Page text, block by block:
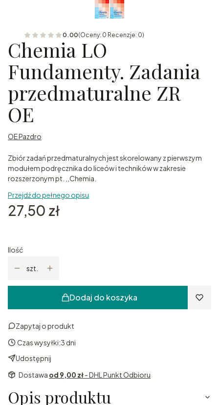
0.00(Oceny: 0 Recenzje: 0)
Chemia LO
Fundamenty. Zadania
przedmaturalne ZR
OE
OE Pazdro
Zbiór zadań przedmaturalnych jest skorelowany z pierwszym
modułem podręcznika do liceów i techników w zakresie
rozszerzonym pt. ,,Chemia.
Przejdź do pełnego opisu
Cena
27,50 zł
Ilość
szt.
Dodaj do koszyka
Zapytaj o produkt
Czas wysyłki:3 dni
Udostępnij
Dostawa od 9,00 zł- DHL Punkt Odbioru
Opis produktu